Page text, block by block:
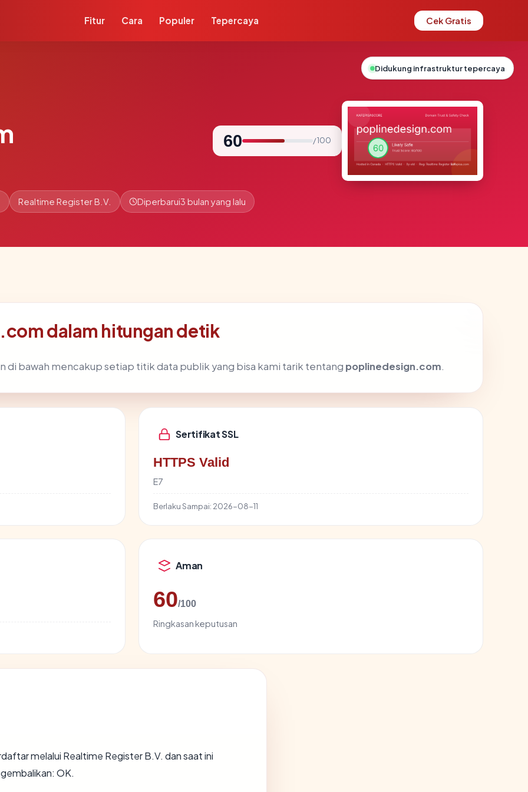
Fitur Cara Populer Tepercaya Cek Gratis
60 / 100
Realtime Register B.V. Diperbarui3 bulan yang lalu
dalam hitungan detik
bawah mencakup setiap titik data publik yang bisa kami tarik tentang poplinedesign.com.
Sertifikat SSL
HTTPS Valid
E7
Berlaku Sampai: 2026-08-11
Aman
60/100
Ringkasan keputusan
melalui Realtime Register B.V. dan saat ini
OK.
Didukung infrastruktur tepercaya